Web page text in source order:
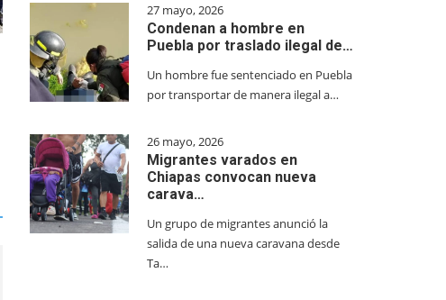
27 mayo, 2026
Condenan a hombre en
Puebla por traslado ilegal de…
Un hombre fue sentenciado en Puebla
por transportar de manera ilegal a…
26 mayo, 2026
Migrantes varados en
Chiapas convocan nueva
carava…
Un grupo de migrantes anunció la
salida de una nueva caravana desde
Ta…